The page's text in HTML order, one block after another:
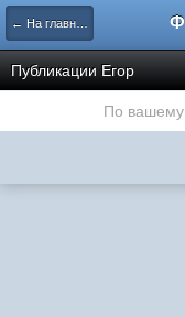
← На главную
Публикации Егор
По вашему